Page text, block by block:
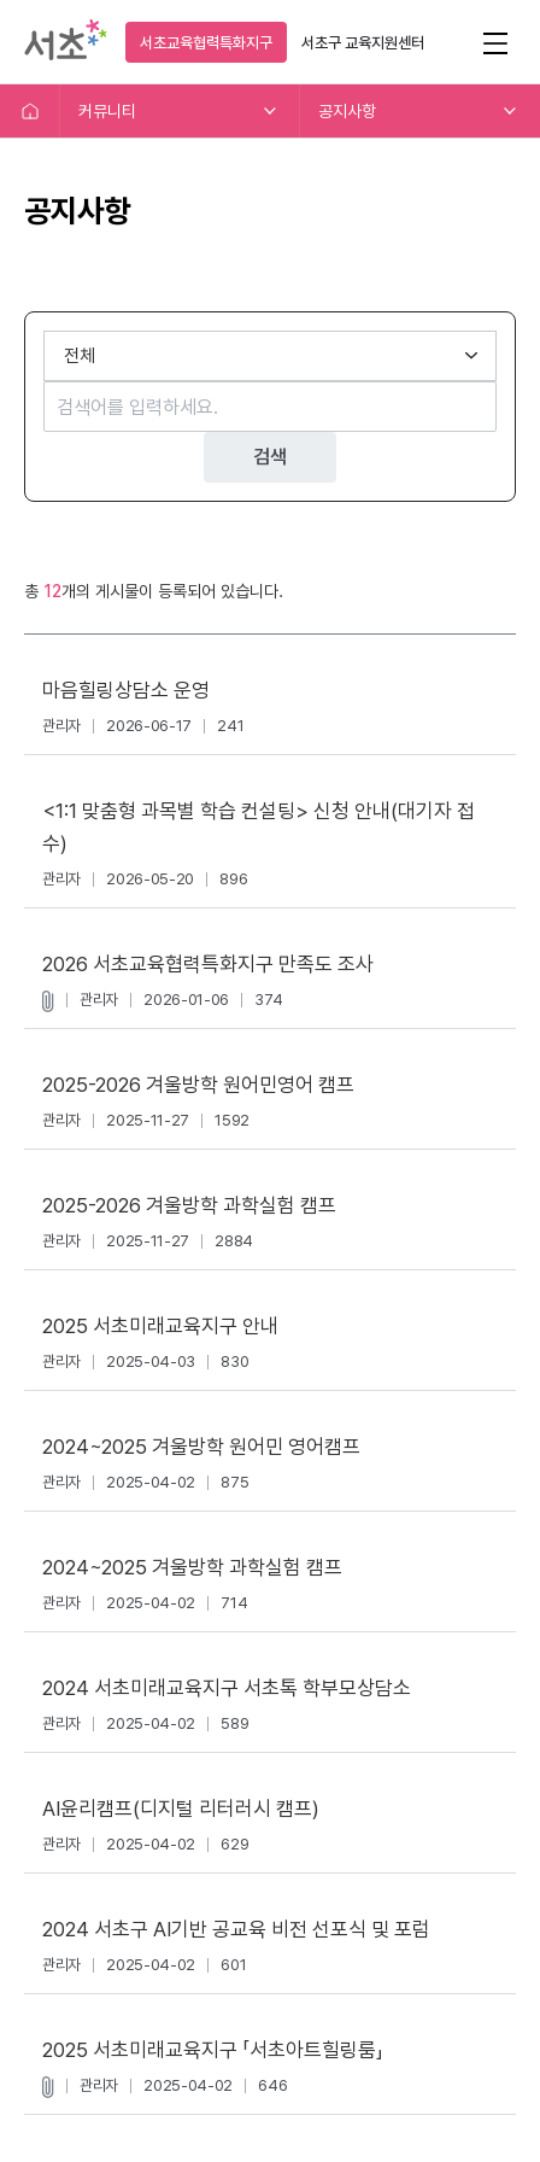
서초교육협력특화지구 서초구교육지원센터
커뮤니티 공지사항
공지사항
검색
총 12개의 게시물이 등록되어 있습니다.
마음힐링상담소 운영
관리자 2026-06-17 241
<1:1 맞춤형 과목별 학습 컨설팅> 신청 안내(대기자 접
수)
관리자 2026-05-20 896
2026 서초교육협력특화지구 만족도 조사
관리자 2026-01-06 374
2025-2026 겨울방학 원어민영어 캠프
관리자 2025-11-27 1592
2025-2026 겨울방학 과학실험 캠프
관리자 2025-11-27 2884
2025 서초미래교육지구 안내
관리자 2025-04-03 830
2024~2025 겨울방학 원어민 영어캠프
관리자 2025-04-02 875
2024~2025 겨울방학 과학실험 캠프
관리자 2025-04-02 714
2024 서초미래교육지구 서초톡 학부모상담소
관리자 2025-04-02 589
AI윤리캠프(디지털 리터러시 캠프)
관리자 2025-04-02 629
2024 서초구 AI기반 공교육 비전 선포식 및 포럼
관리자 2025-04-02 601
2025 서초미래교육지구 「서초아트힐링룸」
관리자 2025-04-02 646